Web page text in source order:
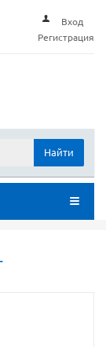
Вход
Регистрация
Найти